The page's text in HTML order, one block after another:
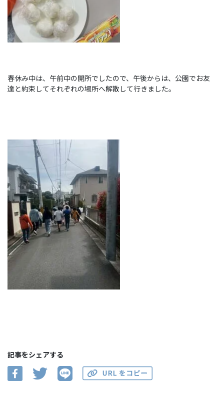
春休み中は、午前中の開所でしたので、午後からは、公園でお友
達と約束してそれぞれの場所へ解散して行きました。
記事をシェアする